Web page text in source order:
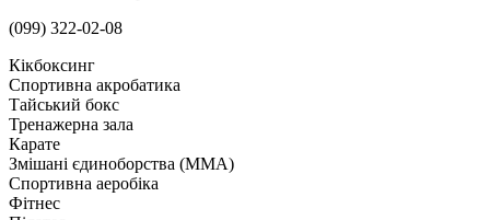
(099) 322-02-08
Кікбоксинг
Спортивна акробатика
Тайський бокс
Тренажерна зала
Карате
Змішані єдиноборства (ММА)
Спортивна аеробіка
Фітнес